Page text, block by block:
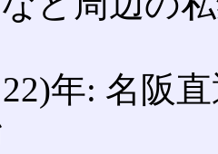
年: 名阪